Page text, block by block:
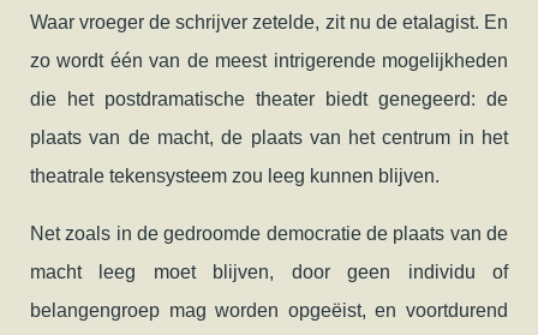
Waar vroeger de schrijver zetelde, zit nu de etalagist. En
zo wordt één van de meest intrigerende mogelijkheden
die het postdramatische theater biedt genegeerd: de
plaats van de macht, de plaats van het centrum in het
theatrale tekensysteem zou leeg kunnen blijven.
Net zoals in de gedroomde democratie de plaats van de
macht leeg moet blijven, door geen individu of
belangengroep mag worden opgeëist, en voortdurend